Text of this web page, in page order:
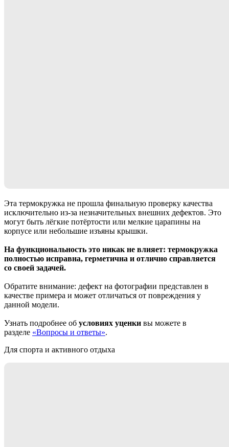
Эта термокружка не прошла финальную проверку качества
исключительно из-за незначительных внешних дефектов. Это
могут быть лёгкие потёртости или мелкие царапины на
корпусе или небольшие изъяны крышки.
На функциональность это никак не влияет: термокружка
полностью исправна, герметична и отлично справляется
со своей задачей.
Обратите внимание: дефект на фотографии представлен в
качестве примера и может отличаться от повреждения у
данной модели.
Узнать подробнее об условиях уценки вы можете в
разделе «Вопросы и ответы».
Для спорта и активного отдыха